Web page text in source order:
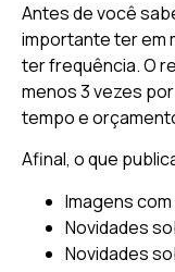
Antes de você
importante ter em
ter frequência. O
menos 3 vezes
tempo e
Afinal, o que
Imagens
Novidades
Novidades